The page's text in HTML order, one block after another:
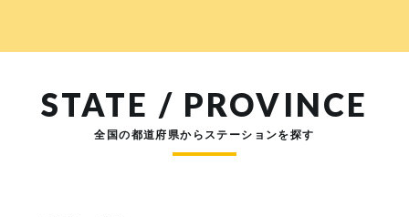
STATE / PROVINCE
全国の都道府県からステーションを探す